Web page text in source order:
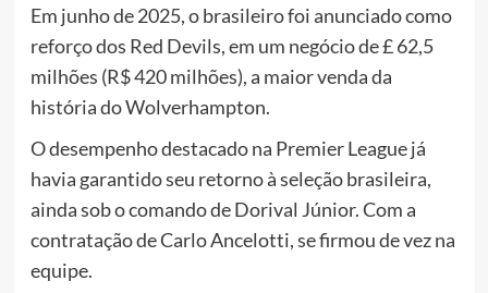
Em junho de 2025, o brasileiro foi anunciado como
reforço dos Red Devils, em um negócio de £ 62,5
milhões (R$ 420 milhões), a maior venda da
história do Wolverhampton.
O desempenho destacado na Premier League já
havia garantido seu retorno à seleção brasileira,
ainda sob o comando de Dorival Júnior. Com a
contratação de Carlo Ancelotti, se firmou de vez na
equipe.